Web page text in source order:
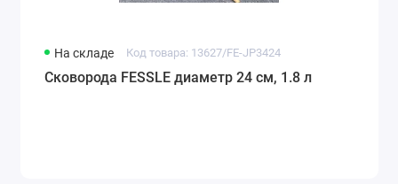
На складе Код товара: 13627/FE-JP3424
Сковорода FESSLE диаметр 24 см, 1.8 л